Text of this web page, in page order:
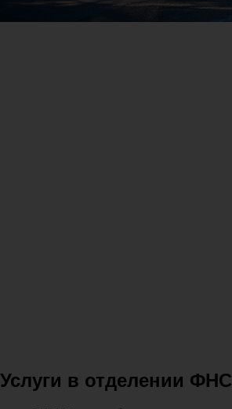
Услуги в отделении ФНС